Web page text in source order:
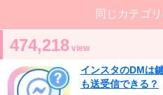
同じカテゴ
474,218 view
インスタのDMは
も送受信できる？